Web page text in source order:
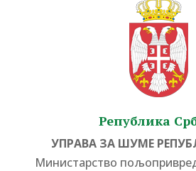
Република
УПРАВА ЗА ШУМЕ
Министарство